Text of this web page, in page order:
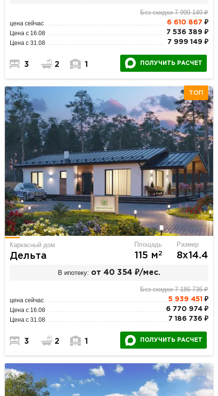
Без скидки 7 999 149 ₽
цена сейчас 6 610 867 ₽
Цена с 16.08 7 536 389 ₽
Цена с 31.08 7 999 149 ₽
3 2 1 ПОЛУЧИТЬ РАСЧЕТ
ТОП
Каркасный дом
Дельта
Площадь
115 м2
Размер
8х14.4
В ипотеку: от 40 354 ₽/мес.
Без скидки 7 186 736 ₽
цена сейчас 5 939 451 ₽
Цена с 16.08 6 770 974 ₽
Цена с 31.08 7 186 736 ₽
3 2 1 ПОЛУЧИТЬ РАСЧЕТ